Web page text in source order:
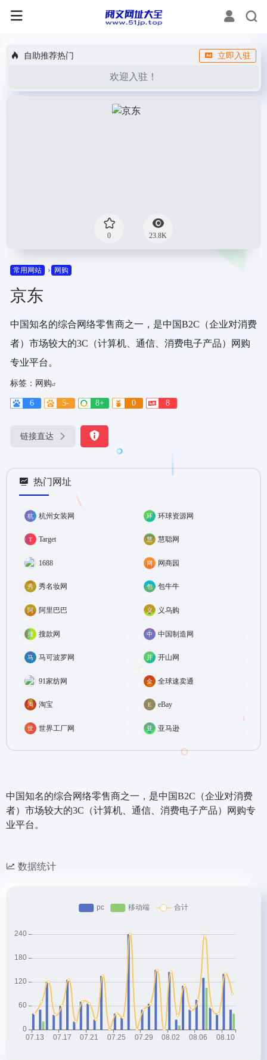
自助推荐热门 立即入驻
欢迎入驻！
0 23.8K
常用网站 网购
京东
中国知名的综合网络零售商之一，是中国B2C（企业对消费
者）市场较大的3C（计算机、通信、消费电子产品）网购
专业平台。
标签： 网购
6 5- 8+ 0 8
链接直达
热门网址
杭州女装网 环球资源网
Target 慧聪网
1688 网商园
秀名妆网 包牛牛
阿里巴巴 义乌购
搜款网 中国制造网
马可波罗网 开山网
91家纺网 全球速卖通
淘宝 eBay
世界工厂网 亚马逊
中国知名的综合网络零售商之一，是中国B2C（企业对消费
者）市场较大的3C（计算机、通信、消费电子产品）网购专
业平台。
数据统计